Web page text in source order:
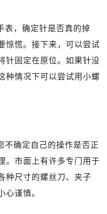
表，确定针是否真的掉
惊慌。接下来，可以尝试
针固定在原位。如果针没
种情况下可以尝试用小螺
不确定自己的操作是否正
。市面上有许多专门用于
种尺寸的螺丝刀、夹子
心谨慎。